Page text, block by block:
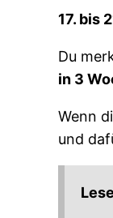
17. bis
Du
in 3
Wenn
und